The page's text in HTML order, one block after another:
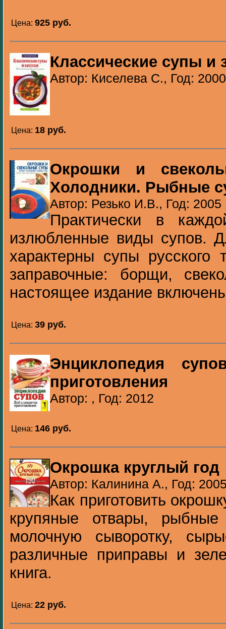
Цена: 925 pуб.
Классические супы и
Автор: Киселева С., Год: 2000
Цена: 18 pуб.
Окрошки и
Холодники. Рыбные
Автор: Резько И.В., Год: 2005
Практически в
излюбленные виды супов.
характерны супы русского
заправочные: борщи,
настоящее издание
Цена: 39 pуб.
Энциклопедия
приготовления
Автор: , Год: 2012
Цена: 146 pуб.
Окрошка круглый год
Автор: Калинина А., Год:
Как приготовить
крупяные отвары,
молочную сыворотку,
различные приправы и
книга.
Цена: 22 pуб.